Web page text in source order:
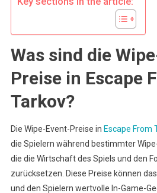
Was sind die
Preise in Escape
Tarkov?
Die Wipe-Event-Preise in Escape From
die Spielern während bestimmter
die die Wirtschaft des Spiels und den
zurücksetzen. Diese Preise können
und den Spielern wertvolle In-Game-